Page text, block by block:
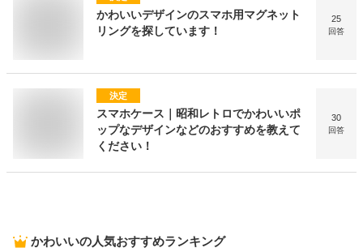
かわいいデザインのスマホ用マグネット
リングを探しています！
25
回答
決定
スマホケース｜昭和レトロでかわいいポ
ップなデザインなどのおすすめを教えて
ください！
30
回答
かわいいの人気おすすめランキング